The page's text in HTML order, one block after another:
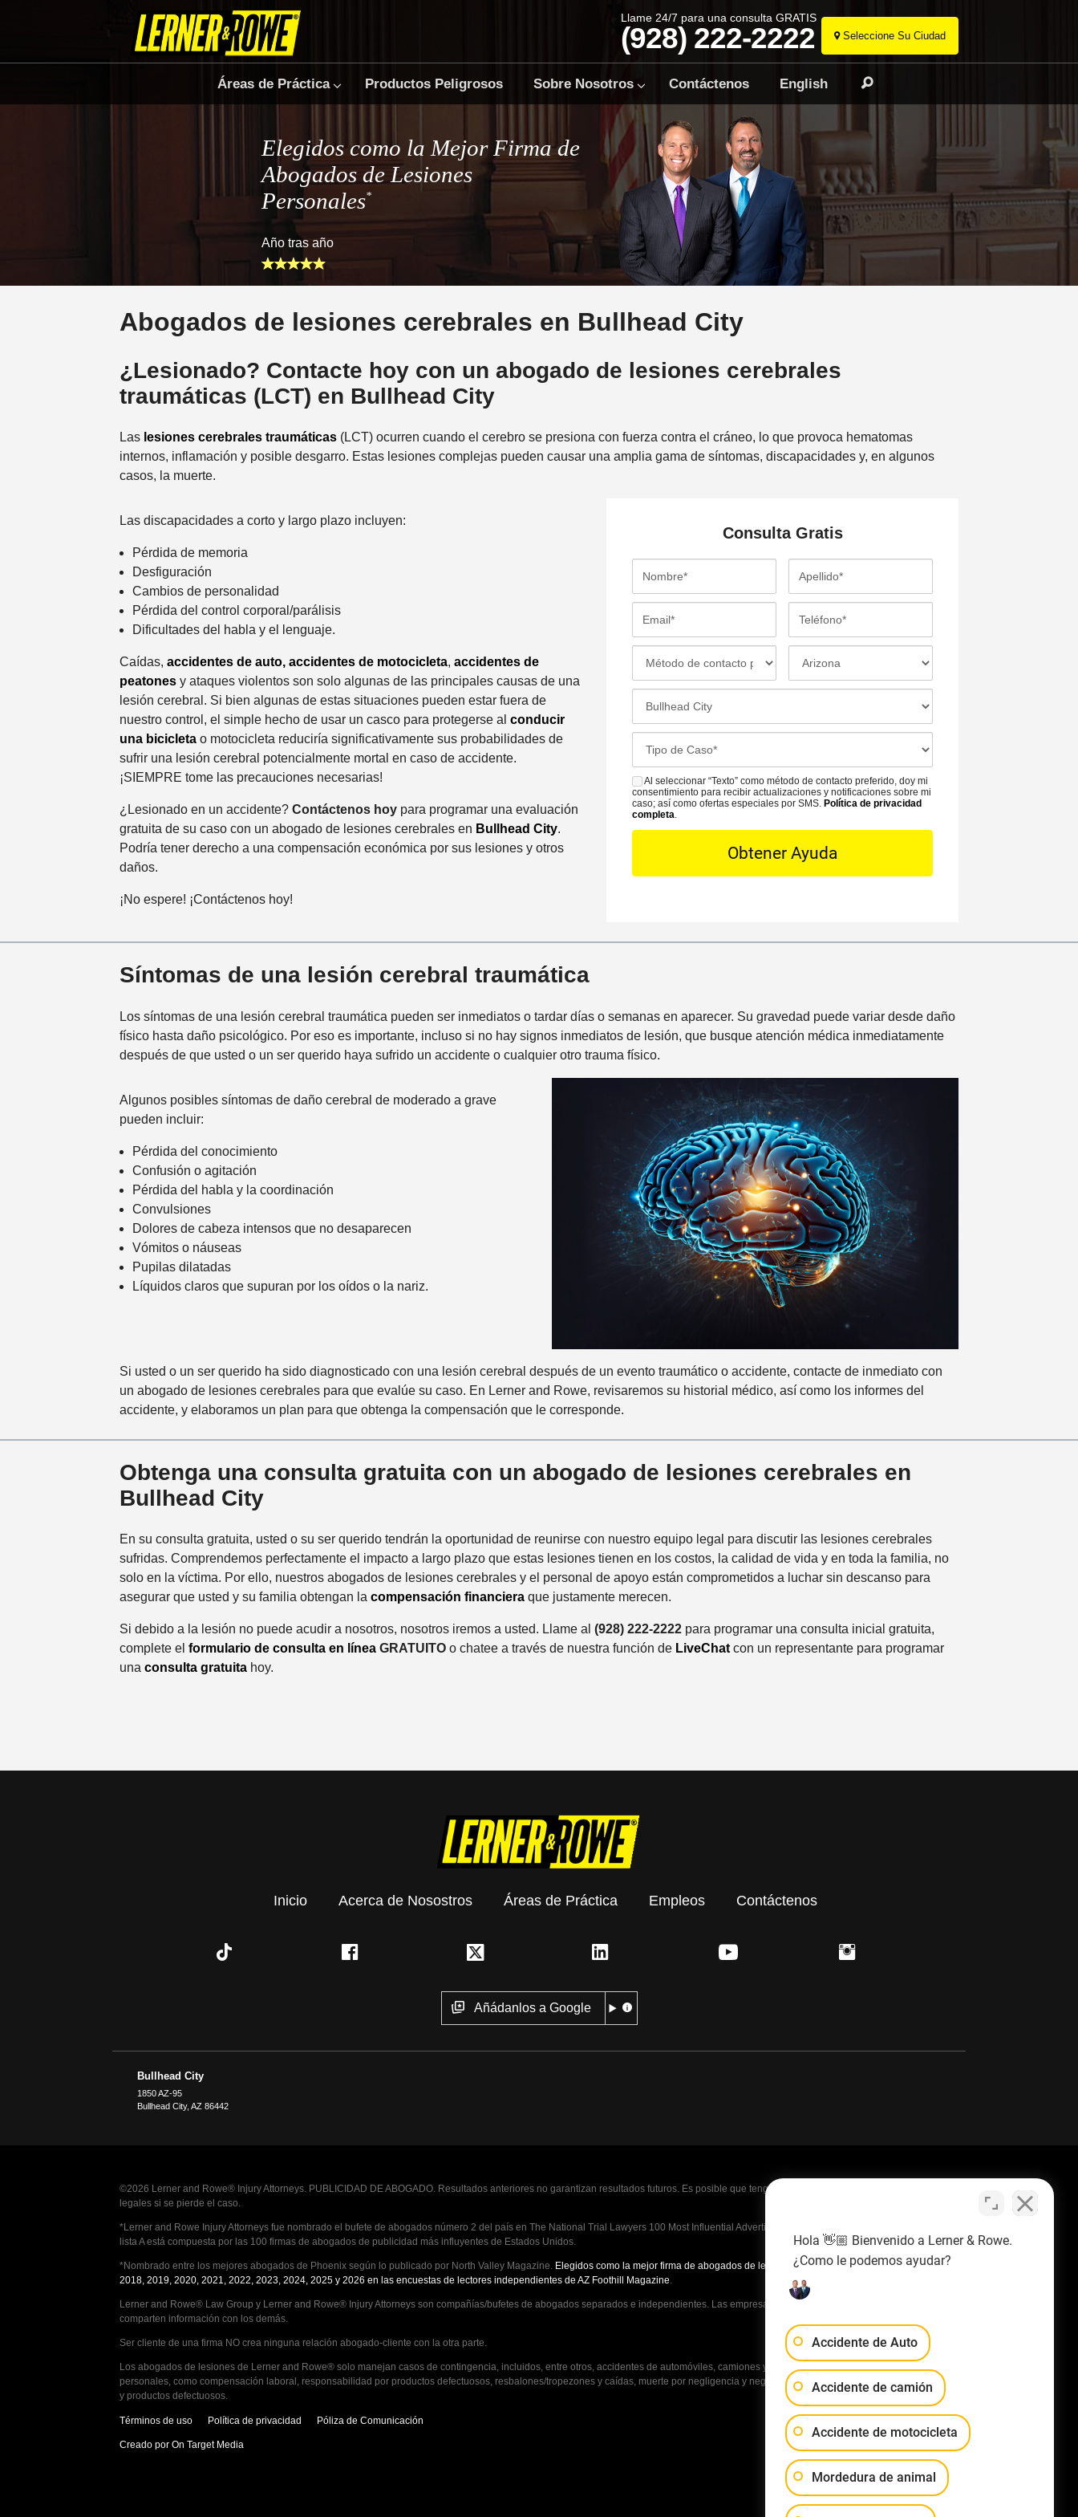
Seleccione Su Ciudad
Ir
al
contenido
Llame 24/7 para una consulta GRATIS
(928) 222-2222
Áreas de Práctica Productos Peligrosos Sobre Nosotros Contáctenos English
Elegidos como la Mejor Firma de
Abogados de Lesiones
Personales*
Año tras año
Abogados de lesiones cerebrales en Bullhead City
¿Lesionado? Contacte hoy con un abogado de lesiones cerebrales
traumáticas (LCT) en Bullhead City
Las lesiones cerebrales traumáticas(LCT) ocurren cuando el cerebro se presiona con fuerza contra el cráneo, lo que provoca hematomas
internos, inflamación y posible desgarro. Estas lesiones complejas pueden causar una amplia gama de síntomas, discapacidades y, en algunos
casos, la muerte.
Las discapacidades a corto y largo plazo incluyen:
Pérdida de memoria
Desfiguración
Cambios de personalidad
Pérdida del control corporal/parálisis
Dificultades del habla y el lenguaje.
Caídas, accidentes de auto, accidentes de motocicleta, accidentes de
peatonesy ataques violentos son solo algunas de las principales causas de una
lesión cerebral. Si bien algunas de estas situaciones pueden estar fuera de
nuestro control, el simple hecho de usar un casco para protegerse al conducir
una bicicletao motocicleta reduciría significativamente sus probabilidades de
sufrir una lesión cerebral potencialmente mortal en caso de accidente.
¡SIEMPRE tome las precauciones necesarias!
¿Lesionado en un accidente? Contáctenos hoy para programar una evaluación
gratuita de su caso con un abogado de lesiones cerebrales en Bullhead City.
Podría tener derecho a una compensación económica por sus lesiones y otros
daños.
¡No espere! ¡Contáctenos hoy!
Consulta Gratis
m
r
*
e
l
d
*
a
l
l
f
n
*
t
d
d
e
C
o
o
f
e
r
i
o
c
c
ó
n
d
e
d
e
o
i
c
i
n
e
n
a
a
l
d
e
n
t
e
s
e
D
e
a
S
M
S
Al seleccionar “Texto” como método de contacto preferido, doy mi
consentimiento para recibir actualizaciones y notificaciones sobre mi
caso; así como ofertas especiales por SMS. Política de privacidad
completa.
Síntomas de una lesión cerebral traumática
Los síntomas de una lesión cerebral traumática pueden ser inmediatos o tardar días o semanas en aparecer. Su gravedad puede variar desde daño
físico hasta daño psicológico. Por eso es importante, incluso si no hay signos inmediatos de lesión, que busque atención médica inmediatamente
después de que usted o un ser querido haya sufrido un accidente o cualquier otro trauma físico.
Algunos posibles síntomas de daño cerebral de moderado a grave
pueden incluir:
Pérdida del conocimiento
Confusión o agitación
Pérdida del habla y la coordinación
Convulsiones
Dolores de cabeza intensos que no desaparecen
Vómitos o náuseas
Pupilas dilatadas
Líquidos claros que supuran por los oídos o la nariz.
Si usted o un ser querido ha sido diagnosticado con una lesión cerebral después de un evento traumático o accidente, contacte de inmediato con
un abogado de lesiones cerebrales para que evalúe su caso. En Lerner and Rowe, revisaremos su historial médico, así como los informes del
accidente, y elaboramos un plan para que obtenga la compensación que le corresponde.
Obtenga una consulta gratuita con un abogado de lesiones cerebrales en
Bullhead City
En su consulta gratuita, usted o su ser querido tendrán la oportunidad de reunirse con nuestro equipo legal para discutir las lesiones cerebrales
sufridas. Comprendemos perfectamente el impacto a largo plazo que estas lesiones tienen en los costos, la calidad de vida y en toda la familia, no
solo en la víctima. Por ello, nuestros abogados de lesiones cerebrales y el personal de apoyo están comprometidos a luchar sin descanso para
asegurar que usted y su familia obtengan la compensación financieraque justamente merecen.
Si debido a la lesión no puede acudir a nosotros, nosotros iremos a usted. Llame al (928) 222-2222para programar una consulta inicial gratuita,
complete el formulario de consulta en líneaGRATUITOo chatee a través de nuestra función de LiveChatcon un representante para programar
una consulta gratuitahoy.
Inicio Acerca de Nosostros Áreas de Práctica Empleos Contáctenos
Añádanlos a Google
Bullhead City
1850 AZ-95
Bullhead City,AZ 86442
©2026 Lerner and Rowe® Injury Attorneys. PUBLICIDAD DE ABOGADO. Resultados anteriores no garantizan resultados futuros. Es posible que tenga que pagar a la oposición honorarios
legales si se pierde el caso.
*Lerner and Rowe Injury Attorneys fue nombrado el bufete de abogados número 2 del país en The National Trial Lawyers 100 Most Influential Advertising Law Firms in America A-List in 2020. La
lista A está compuesta por las 100 firmas de abogados de publicidad más influyentes de Estados Unidos.
*Nombrado entre los mejores abogados de Phoenix según lo publicado por North Valley Magazine. Elegidos como la mejor firma de abogados de lesiones personales del Valle en 2016, 2017,
2018, 2019, 2020, 2021, 2022, 2023, 2024, 2025 y 2026 en las encuestas de lectores independientes de AZ Foothill Magazine
Lerner and Rowe® Law Group y Lerner and Rowe® Injury Attorneys son compañías/bufetes de abogados separados e independientes. Las empresas no tienen acceso a los demás casos ni
comparten información con los demás.
Ser cliente de una firma NO crea ninguna relación abogado-cliente con la otra parte.
Los abogados de lesiones de Lerner and Rowe® solo manejan casos de contingencia, incluidos, entre otros, accidentes de automóviles, camiones y motocicletas, y otros casos de lesiones
personales, como compensación laboral, responsabilidad por productos defectuosos, resbalones/tropezones y caídas, muerte por negligencia y negligencia médica, medicamentos peligrosos
y productos defectuosos.
Términos de uso Política de privacidad Póliza de Comunicación
Creado por On Target Media
Hola 👋🏼 Bienvenido a Lerner & Rowe.
¿Como le podemos ayudar?
Accidente de Auto
Accidente de camión
Accidente de motocicleta
Mordedura de animal